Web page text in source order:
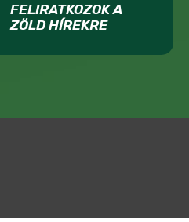
FELIRATKOZOK A
ZÖLD HÍREKRE